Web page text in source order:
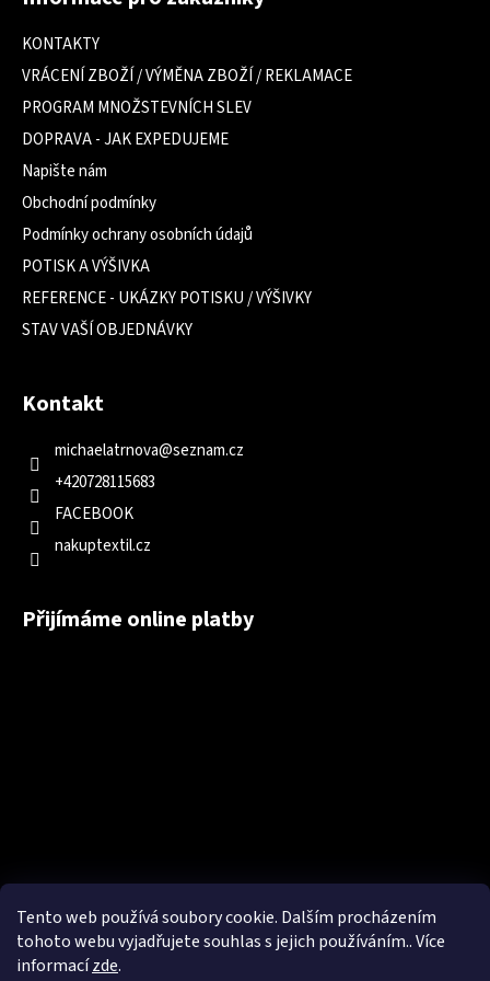
Tento web používá soubory cookie. Dalším procházením
tohoto webu vyjadřujete souhlas s jejich používáním.. Více
informacízde.
KONTAKTY
VRÁCENÍ ZBOŽÍ / VÝMĚNA ZBOŽÍ / REKLAMACE
PROGRAM MNOŽSTEVNÍCH SLEV
DOPRAVA - JAK EXPEDUJEME
Napište nám
Obchodní podmínky
Podmínky ochrany osobních údajů
POTISK A VÝŠIVKA
REFERENCE - UKÁZKY POTISKU / VÝŠIVKY
STAV VAŠÍ OBJEDNÁVKY
Kontakt
michaelatrnova@seznam.cz
+420728115683
FACEBOOK
nakuptextil.cz
Přijímáme online platby